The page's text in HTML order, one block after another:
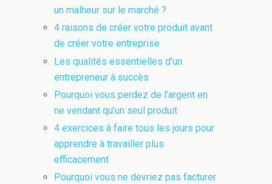
un malheur sur le marché ?
4 raisons de créer votre produit avant
de créer votre entreprise
Les qualités essentielles d’un
entrepreneur à succès
Pourquoi vous perdez de l’argent en
ne vendant qu’un seul produit
4 exercices à faire tous les jours pour
apprendre à travailler plus
efficacement
Pourquoi vous ne devriez pas facturer